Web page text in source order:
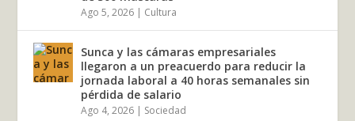
Ago 5, 2026 | Cultura
Sunca y las cámaras empresariales
llegaron a un preacuerdo para reducir la
jornada laboral a 40 horas semanales sin
pérdida de salario
Ago 4, 2026 | Sociedad